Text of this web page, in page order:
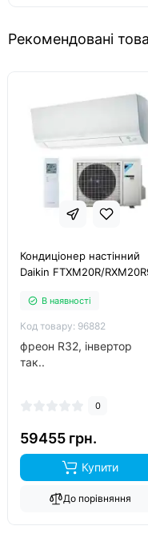
Рекомендовані
Кондиціонер настінний
Daikin FTXM20R/
В наявності
Код товару: 96882
фреон R32, інвертор
так..
0
59455 грн.
Купити
До порівняння